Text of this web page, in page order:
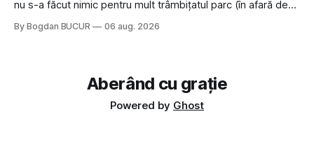
nu s-a făcut nimic pentru mult trâmbițatul parc (în afară de
timp pui și latră prin gard la lumea care trece prin zonă). Am
By Bogdan BUCUR 06 aug. 2026
Aberând cu grație
Powered by Ghost